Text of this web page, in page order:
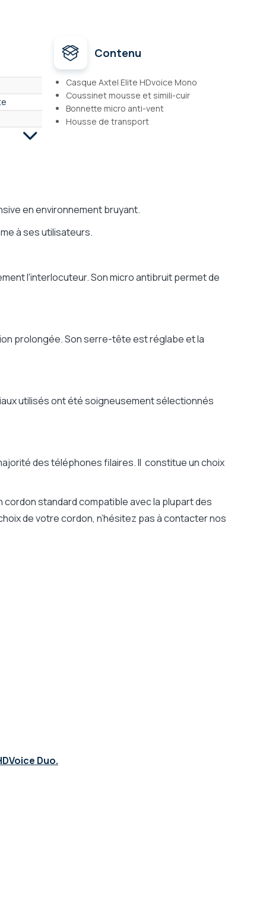
Contenu
Casque Axtel Elite HDvoice Mono
Coussinet mousse et simili-cuir
Bonnette micro anti-vent
Housse de transport
en environnement bruyant.
à ses utilisateurs.
l'interlocuteur. Son micro antibruit permet de
prolongée. Son serre-tête est réglabe et la
utilisés ont été soigneusement sélectionnés
des téléphones filaires.Il constitue un choix
cordon standard compatible avec la plupart des
de votre cordon, n’hésitez pas à contacter nos
Duo.